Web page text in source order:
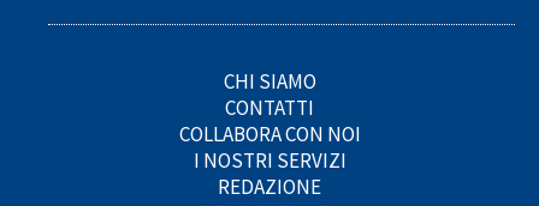
CHI SIAMO
CONTATTI
COLLABORA CON NOI
I NOSTRI SERVIZI
REDAZIONE